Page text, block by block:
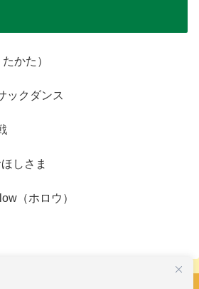
かた）
ックダンス
しさま
（ホロウ）